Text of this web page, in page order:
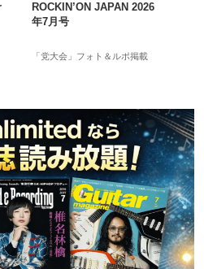
ROCKIN’ON JAPAN 2026
年7月号
「党大会」フォト＆ルポ掲載